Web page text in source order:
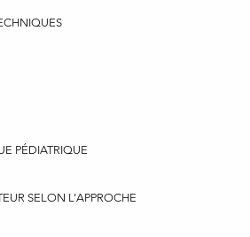
PÉDIATRIQUE
SELON L’APPROCHE